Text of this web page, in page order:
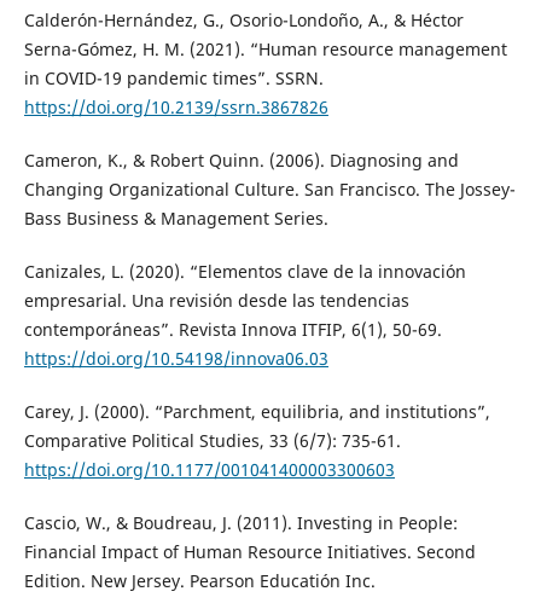
Calderón-Hernández, G., Osorio-Londoño, A., & Héctor
Serna-Gómez, H. M. (2021). “Human resource management
in COVID-19 pandemic times”. SSRN.
https://doi.org/10.2139/ssrn.3867826
Cameron, K., & Robert Quinn. (2006). Diagnosing and
Changing Organizational Culture. San Francisco. The Jossey-
Bass Business & Management Series.
Canizales, L. (2020). “Elementos clave de la innovación
empresarial. Una revisión desde las tendencias
contemporáneas”. Revista Innova ITFIP, 6(1), 50-69.
https://doi.org/10.54198/innova06.03
Carey, J. (2000). “Parchment, equilibria, and institutions”,
Comparative Political Studies, 33 (6/7): 735-61.
https://doi.org/10.1177/001041400003300603
Cascio, W., & Boudreau, J. (2011). Investing in People:
Financial Impact of Human Resource Initiatives. Second
Edition. New Jersey. Pearson Educatión Inc.